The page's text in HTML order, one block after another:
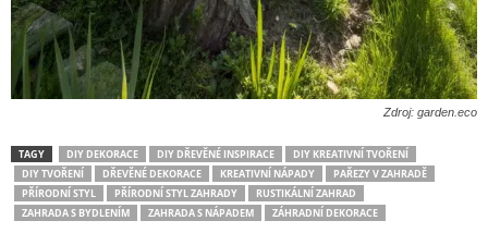
Zdroj: garden.eco
TAGY DIY DEKORACE DIY DŘEVĚNÉ INSPIRACE
DIY KREATIVNÍ TVOŘENÍ
DIY TVOŘENÍ
DŘEVĚNÉ DEKORACE KREATIVNÍ NÁPADY
PAŘEZY V ZAHRADĚ
PŘÍRODNÍ STYL
PŘÍRODNÍ STYL ZAHRADY
RUSTIKÁLNÍ ZAHRAD
ZAHRADA S BYDLENÍM
ZAHRADA S NÁPADEM ZÁHRADNÍ DEKORACE